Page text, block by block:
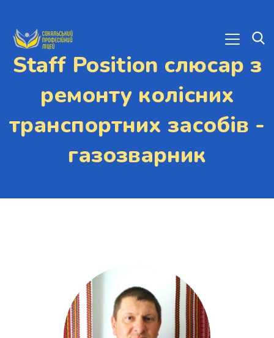
Staff Position слюсар з
ремонту колісних
транспортних засобів -
газозварник